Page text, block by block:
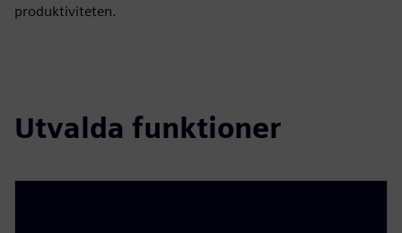
produktiviteten.
Utvalda funktioner